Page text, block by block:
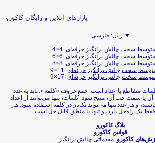
پازل‌های آنلاین و رایگان کاکورو
زبان: فارسی ▼
4×4:
متوسط سخت چالش برانگیز حرفه‌ای
6×6:
متوسط سخت چالش برانگیز حرفه‌ای
8×8:
متوسط سخت چالش برانگیز حرفه‌ای
9×11:
سخت چالش برانگیز حرفه‌ای
9×17:
سخت چالش برانگیز حرفه‌ای
متقاطع با اعداد است. جمع حروف «کلمه»، باید به عدد
آن یا سمت چپ آن، منتج شود. کلمات، تنها می‌توانند از اعداد
بلاگ کاکورو
قوانین کاکورو
کاکورو: مقدماتی چالش برانگیز